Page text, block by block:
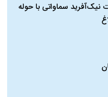
نیک‌آفرید سماواتی با حوله